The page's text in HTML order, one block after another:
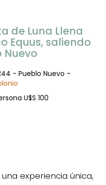
de Luna Llena
Equus, saliendo
Nuevo
- Pueblo Nuevo -
U$S 100
una experiencia única,